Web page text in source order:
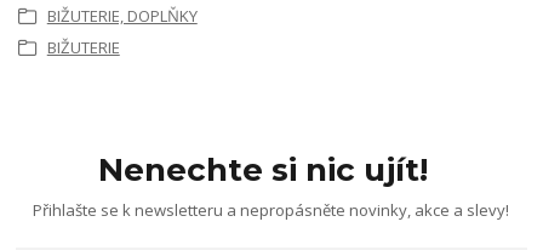
BIŽUTERIE, DOPLŇKY
BIŽUTERIE
Nenechte si nic ujít!
Přihlašte se k newsletteru a nepropásněte novinky, akce a slevy!